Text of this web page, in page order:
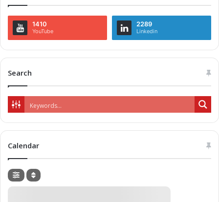
1410
YouTube
2289
Linkedin
Search
Calendar